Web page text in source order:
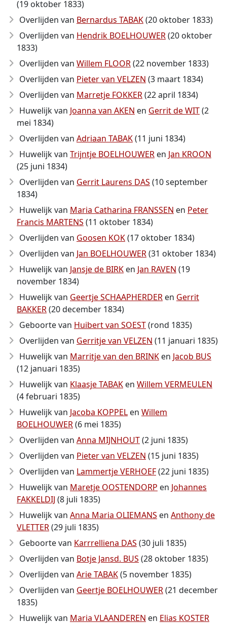
(19 oktober 1833)
Overlijden van Bernardus TABAK(20 oktober 1833)
Overlijden van Hendrik BOELHOUWER(20 oktober
1833)
Overlijden van Willem FLOOR(22 november 1833)
Overlijden van Pieter van VELZEN (3 maart 1834)
Overlijden van Marretje FOKKER(22 april 1834)
Huwelijk van Joanna van AKEN en Gerrit de WIT(2
mei 1834)
Overlijden van Adriaan TABAK(11 juni 1834)
Huwelijk van Trijntje BOELHOUWER en Jan KROON
(25 juni 1834)
Overlijden van Gerrit Laurens DAS (10 september
1834)
Huwelijk van Maria Catharina FRANSSEN en Peter
Francis MARTENS (11 oktober 1834)
Overlijden van Goosen KOK(17 oktober 1834)
Overlijden van Jan BOELHOUWER(31 oktober 1834)
Huwelijk van Jansje de BIRK en Jan RAVEN (19
november 1834)
Huwelijk van Geertje SCHAAPHERDER en Gerrit
BAKKER(20 december 1834)
Geboorte van Huibert van SOEST(rond 1835)
Overlijden van Gerritje van VELZEN (11 januari 1835)
Huwelijk van Marritje van den BRINK en Jacob BUS
(12 januari 1835)
Huwelijk van Klaasje TABAK en Willem VERMEULEN
(4 februari 1835)
Huwelijk van Jacoba KOPPEL en Willem
BOELHOUWER(6 mei 1835)
Overlijden van Anna MIJNHOUT(2 juni 1835)
Overlijden van Pieter van VELZEN (15 juni 1835)
Overlijden van Lammertje VERHOEF(22 juni 1835)
Huwelijk van Maretje OOSTENDORP en Johannes
FAKKELDIJ (8 juli 1835)
Huwelijk van Anna Maria OLIEMANS en Anthony de
VLETTER(29 juli 1835)
Geboorte van Karrrelliena DAS (30 juli 1835)
Overlijden van Botje Jansd. BUS (28 oktober 1835)
Overlijden van Arie TABAK(5 november 1835)
Overlijden van Geertje BOELHOUWER(21 december
1835)
Huwelijk van Maria VLAANDEREN en Elias KOSTER